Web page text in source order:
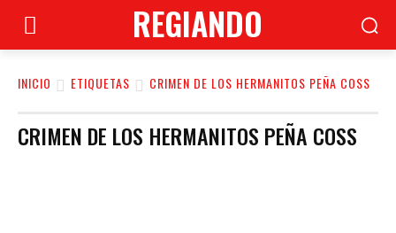
REGIANDO
INICIO ETIQUETAS CRIMEN DE LOS HERMANITOS PEÑA COSS
CRIMEN DE LOS HERMANITOS PEÑA COSS